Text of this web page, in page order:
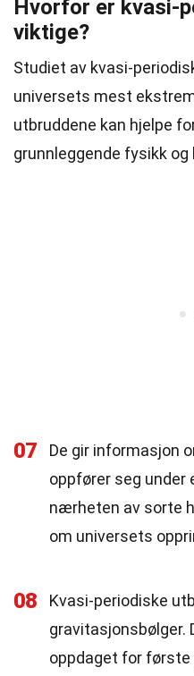
Hvorfor er kvasi-
viktige?
Studiet av kvasi-
universets mest
utbruddene kan hjelpe
grunnleggende fysikk og
07
De gir informasjon
oppfører seg under
nærheten av sorte
om universets
08
Kvasi-periodiske
gravitasjonsbølger.
oppdaget for første